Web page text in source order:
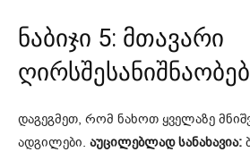
ნაბიჯი 5: მთავარი
დაგეგმეთ, რომ ნახოთ ყველაზე
ადგილები. აუცილებლად სანახავია: